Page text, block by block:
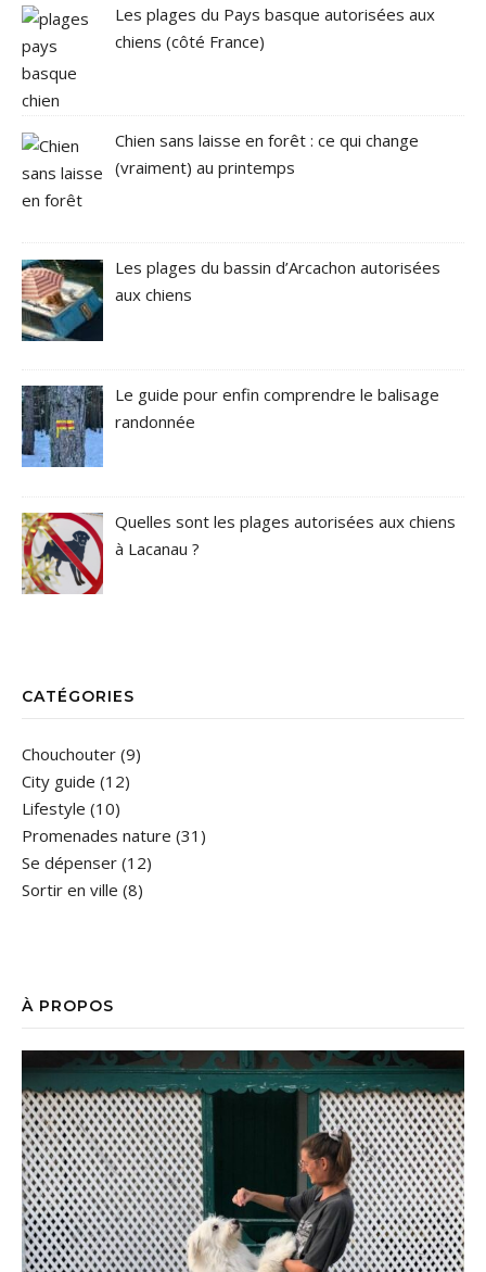
Les plages du Pays basque autorisées aux
chiens (côté France)
Chien sans laisse en forêt : ce qui change
(vraiment) au printemps
Les plages du bassin d’Arcachon autorisées
aux chiens
Le guide pour enfin comprendre le balisage
randonnée
Quelles sont les plages autorisées aux chiens
à Lacanau ?
CATÉGORIES
Chouchouter (9)
City guide (12)
Lifestyle (10)
Promenades nature (31)
Se dépenser (12)
Sortir en ville (8)
À PROPOS